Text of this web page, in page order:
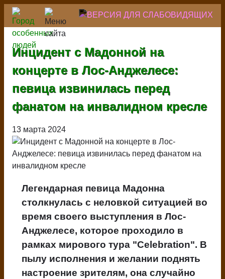
Перейти
основному
содержанию
Инцидент с Мадонной на
концерте в Лос-Анджелесе:
певица извинилась перед
фанатом на инвалидном кресле
13 марта 2024
Легендарная певица Мадонна
столкнулась с неловкой ситуацией во
время своего выступления в Лос-
Анджелесе, которое проходило в
рамках мирового тура "Celebration". В
пылу исполнения и желании поднять
настроение зрителям, она случайно